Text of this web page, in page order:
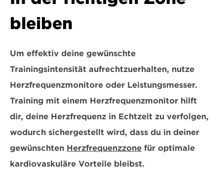
bleiben
Um effektiv deine gewünschte
Trainingsintensität aufrechtzuerhalten, nutze
Herzfrequenzmonitore oder Leistungsmesser.
Training mit einem Herzfrequenzmonitor hilft
dir, deine Herzfrequenz in Echtzeit zu verfolgen,
wodurch sichergestellt wird, dass du in deiner
gewünschten Herzfrequenzzone für optimale
kardiovaskuläre Vorteile bleibst.